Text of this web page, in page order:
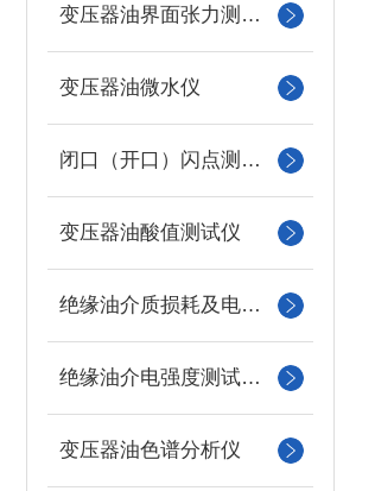
变压器油界面张力测试仪
变压器油微水仪
闭口（开口）闪点测定仪
变压器油酸值测试仪
绝缘油介质损耗及电阻率测试仪
绝缘油介电强度测试仪系列
变压器油色谱分析仪